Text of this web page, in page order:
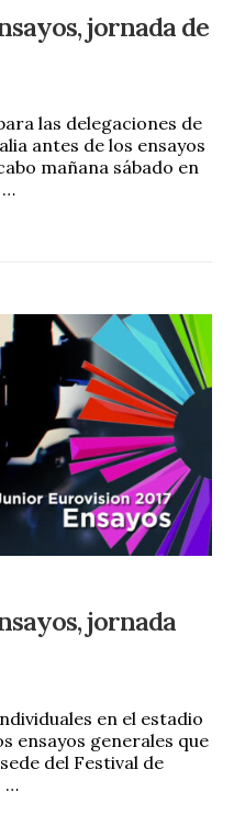
jornada de
las delegaciones de
antes de los ensayos
mañana sábado en
…
jornada
en el estadio
ensayos generales que
del Festival de
…